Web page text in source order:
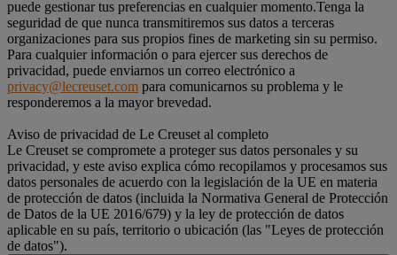
puede gestionar tus preferencias en cualquier momento.Tenga la
seguridad de que nunca transmitiremos sus datos a terceras
organizaciones para sus propios fines de marketing sin su permiso.
Para cualquier información o para ejercer sus derechos de
privacidad, puede enviarnos un correo electrónico a
privacy@lecreuset.com para comunicarnos su problema y le
responderemos a la mayor brevedad.
Aviso de privacidad de Le Creuset al completo
Le Creuset se compromete a proteger sus datos personales y su
privacidad, y este aviso explica cómo recopilamos y procesamos sus
datos personales de acuerdo con la legislación de la UE en materia
de protección de datos (incluida la Normativa General de Protección
de Datos de la UE 2016/679) y la ley de protección de datos
aplicable en su país, territorio o ubicación (las "Leyes de protección
de datos").